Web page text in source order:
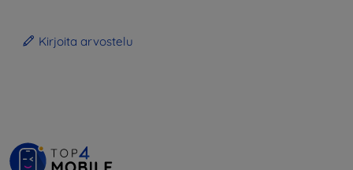
Kirjoita arvostelu